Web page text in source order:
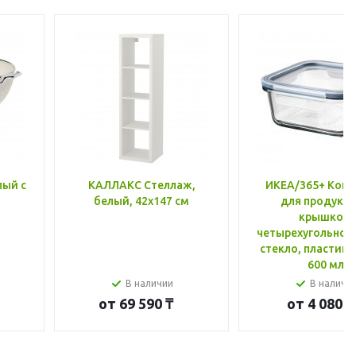
с
КАЛЛАКС Стеллаж,
белый, 42x147 см
В наличии
от 69 590 ₸
ИКЕА/365+
для
крышкой,
стекло, пластик
600 мл
В
от 4 080 ₸